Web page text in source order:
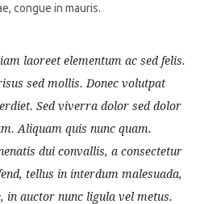
congue in mauris.
laoreet elementum ac sed felis.
sed mollis. Donec volutpat
Sed viverra dolor sed dolor
Aliquam quis nunc quam.
dui convallis, a consectetur
tellus in interdum malesuada,
in auctor nunc ligula vel metus.